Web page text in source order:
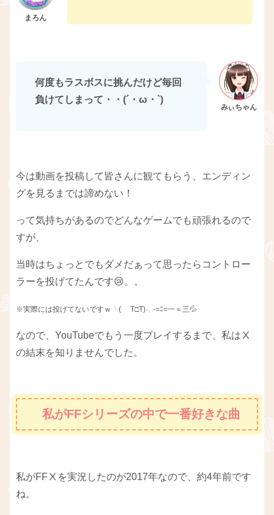
何度もラスボスに挑んだけど毎回
負けてしまって・・(´・ω・`)
今は動画を投稿して皆さんに観てもらう、エンディン
グを見るまでは諦めない！
って気持ちがあるのでどんなゲームでも頑張れるので
すが、
当時はちょっとでもダメだぁって思ったらコントロー
ラーを投げてたんです😢。。
※実際には投げてないですｗ╰( T□T)╮-=ﾆ=一＝三💦
なので、YouTubeでもう一度プレイするまで、私はⅩ
の結末を知りませんでした。
私がFFシリーズの中で一番好きな曲
私がFFⅩを実況したのが2017年なので、約4年前です
ね。